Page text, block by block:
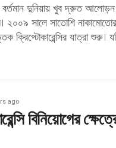
বর্তমান দুনিয়ায় খুব দ্রুত আলোড়ন
সালে সাতোশি নাকামোতোর
ক্রিপ্টোকারেন্সির যাত্রা
ago
বিনিয়োগের